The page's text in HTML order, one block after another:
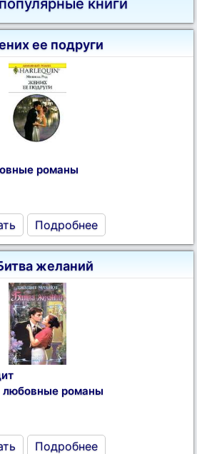
книги
ее подруги
романы
Подробнее
желаний
романы
Подробнее